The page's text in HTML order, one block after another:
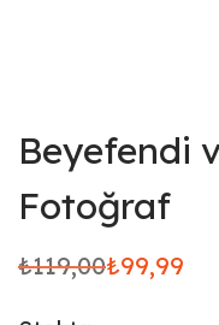
Beyefendi
Fotoğraf
₺119,00
Orijinal
₺99,99
Şu